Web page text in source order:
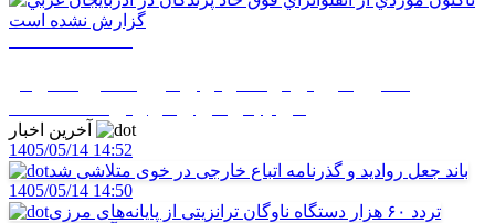
1405/05/14 14:52
باند جعل روادید و گذرنامه اتباع خارجی در خوی متلاشی شد
1405/05/14 14:50
تردد ۶۰ هزار دستگاه ناوگان ترانزیتی از پایانه‌های مرزی